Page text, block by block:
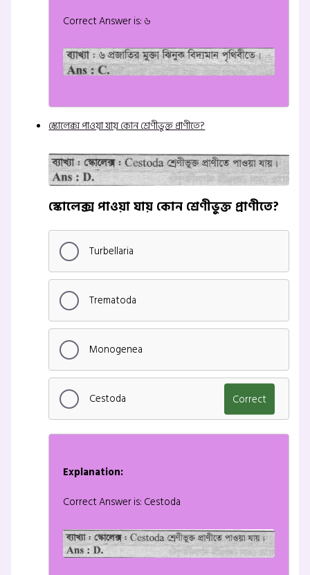
Correct Answer is: ৬
স্কোলেক্স পাওয়া যায় কোন শ্রেণীভুক্ত প্রাণীতে?
স্কোলেক্স পাওয়া যায় কোন শ্রেণীভুক্ত প্রাণীতে?
Turbellaria
Trematoda
Monogenea
Cestoda Correct
Explanation:
Correct Answer is: Cestoda